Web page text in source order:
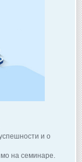
и о
на семинаре.